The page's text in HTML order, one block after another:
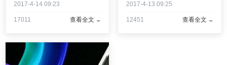
网的出现，似乎在潜移默
事作风。在近年，尤其是
2016年至今，互联网变得
2017-4-14 09:23
17011 查看全文
是新鲜劲过去后，直到现
2017-4-13 09:25
12451 查看全文